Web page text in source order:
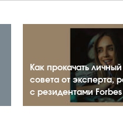
Как прокачать
совета от эксперта,
с резидентами Forbes